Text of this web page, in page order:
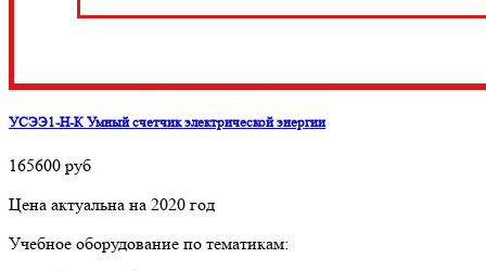
УСЭЭ1-Н-К Умный счетчик электрической энергии
165600 руб
Цена актуальна на 2020 год
Учебное оборудование по тематикам: